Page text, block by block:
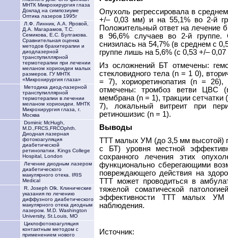
МНТК Микрохирургия глаза
Доклад на симпозиуме
Оптика лазеров 1995г
Л.Ф. Линник, А.А. Яровой,
Д.А. Магарамов, Т.С.
Семикова, Е.С. Булгакова.
Сравнительная оценка
методов брахитерапии и
диодлазерной
транспупиллярной
термотерапии при лечении
меланом хориоидеи малых
размеров. ГУ МНТК
«Микрохирургия глаза»
Методика диод-лазерной
транспупиллярной
термотерапии в лечении
меланом хориоидеи. МНТК
Микрохирургия глаза, г.
Москва
Dominic McHugh,
M.D.,FRCS,FRCOphth.
Диодная лазерная
фотокоагуляция
диабетической
ретинопатии. Kings College
Hospital, London
Лечение диодным лазером
диабетического
макулярного отека. IRIS
Medical
R. Joseph Olk. Клинические
указания по лечению
диффузного диабетического
макулярного отека диодным
лазером. M.D. Washington
University, St.Louis, MO
Циклофотокоагуляция
контактным методом с
применением нового
Опухоль регрессировала в
+/– 0,03 мм) и на 55,1% во 2-й
Положительный ответ на лечение
в 96,6% случаев во 2-й группе.
снизилась на 54,7% (в среднем с
группе лишь на 5,6% (с 0,53 +/–
Из осложнений БТ отмечены:
стекловидного тела (n = 1 0),
= 7), хориоретинопатия (n =
отмечены: тромбоз ветви ЦВС
мембрана (n = 1), тракции сетчатки
7), локальный витреит при
ретиношизис (n = 1).
Выводы
ТТТ малых УМ (до 3,5 мм высотой)
с БТ) уровня местной
сохранного лечения этих
функционально сберегающими
повреждающего действия на
ТТТ может проводиться в
тяжелой соматической
эффективности ТТТ малых УМ
наблюдения.
Источник: